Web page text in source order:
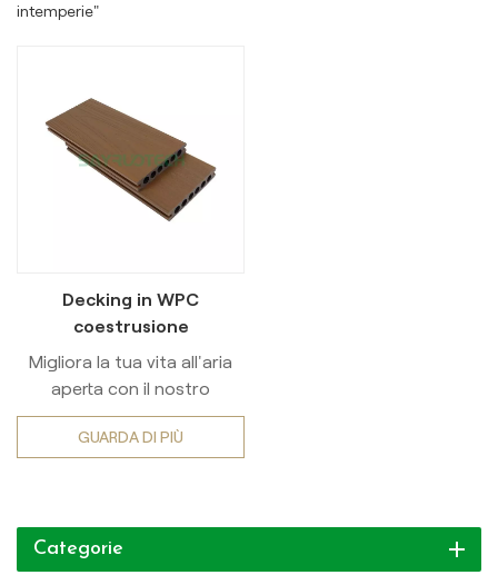
intemperie"
Decking in WPC
coestrusione
impermeabile da 25 mm di
spessore per spazi
Migliora la tua vita all'aria
aperta con il nostro
Decking moderno in legno
composito (WPC),
Dotato di un avanzato
superficie testurizzata
GUARDA DI PIÙ
Categorie